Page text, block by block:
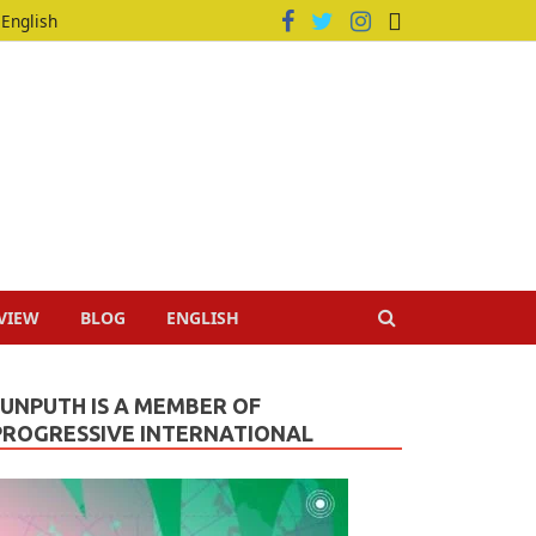
English
BLOG ENGLISH
IS A MEMBER OF
INTERNATIONAL